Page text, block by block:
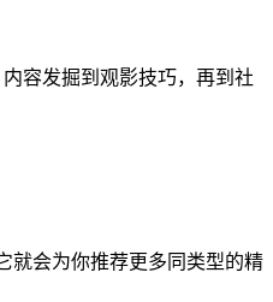
容发掘到观影技巧，再到社
就会为你推荐更多同类型的精